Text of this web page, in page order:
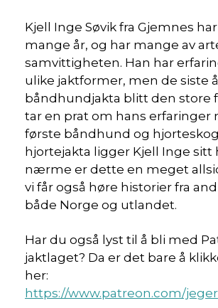
Kjell Inge Søvik fra Gjemnes
mange år, og har mange av
samvittigheten. Han har
ulike jaktformer, men de siste
båndhundjakta blitt den store
tar en prat om hans erfaringer
første båndhund og
hjortejakta ligger Kjell Inge sitt
nærme er dette en meget
vi får også høre historier fra
både Norge og utlandet.
Har du også lyst til å bli med
jaktlaget? Da er det bare å
her:
https://www.patreon.com/